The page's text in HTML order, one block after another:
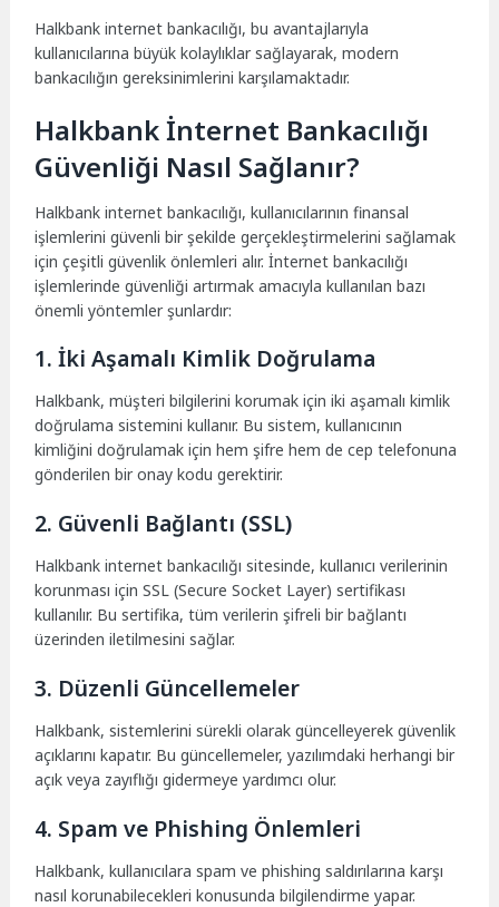
Halkbank internet bankacılığı, bu avantajlarıyla
kullanıcılarına büyük kolaylıklar sağlayarak, modern
bankacılığın gereksinimlerini karşılamaktadır.
Halkbank İnternet Bankacılığı
Güvenliği Nasıl Sağlanır?
Halkbank internet bankacılığı, kullanıcılarının finansal
işlemlerini güvenli bir şekilde gerçekleştirmelerini sağlamak
için çeşitli güvenlik önlemleri alır. İnternet bankacılığı
işlemlerinde güvenliği artırmak amacıyla kullanılan bazı
önemli yöntemler şunlardır:
1. İki Aşamalı Kimlik Doğrulama
Halkbank, müşteri bilgilerini korumak için iki aşamalı kimlik
doğrulama sistemini kullanır. Bu sistem, kullanıcının
kimliğini doğrulamak için hem şifre hem de cep telefonuna
gönderilen bir onay kodu gerektirir.
2. Güvenli Bağlantı (SSL)
Halkbank internet bankacılığı sitesinde, kullanıcı verilerinin
korunması için SSL (Secure Socket Layer) sertifikası
kullanılır. Bu sertifika, tüm verilerin şifreli bir bağlantı
üzerinden iletilmesini sağlar.
3. Düzenli Güncellemeler
Halkbank, sistemlerini sürekli olarak güncelleyerek güvenlik
açıklarını kapatır. Bu güncellemeler, yazılımdaki herhangi bir
açık veya zayıflığı gidermeye yardımcı olur.
4. Spam ve Phishing Önlemleri
Halkbank, kullanıcılara spam ve phishing saldırılarına karşı
nasıl korunabilecekleri konusunda bilgilendirme yapar.